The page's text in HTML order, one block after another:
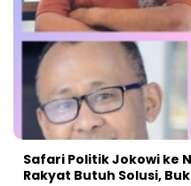
Safari Politik Jokowi ke
Rakyat Butuh Solusi,